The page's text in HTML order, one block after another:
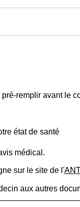
remplir avant le
état de santé
médical.
sur le site de l'
aux autres